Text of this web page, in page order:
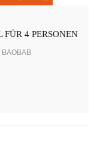
4 PERSONEN
BAOBAB